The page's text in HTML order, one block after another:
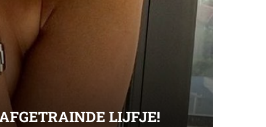
LIJFJE!